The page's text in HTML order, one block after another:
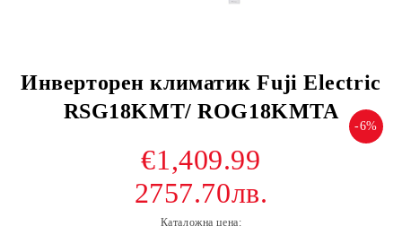
Инверторен климатик Fuji Electric
RSG18KMT/ ROG18KMTA
-6%
€1,409.99
2757.70лв.
Каталожна цена: